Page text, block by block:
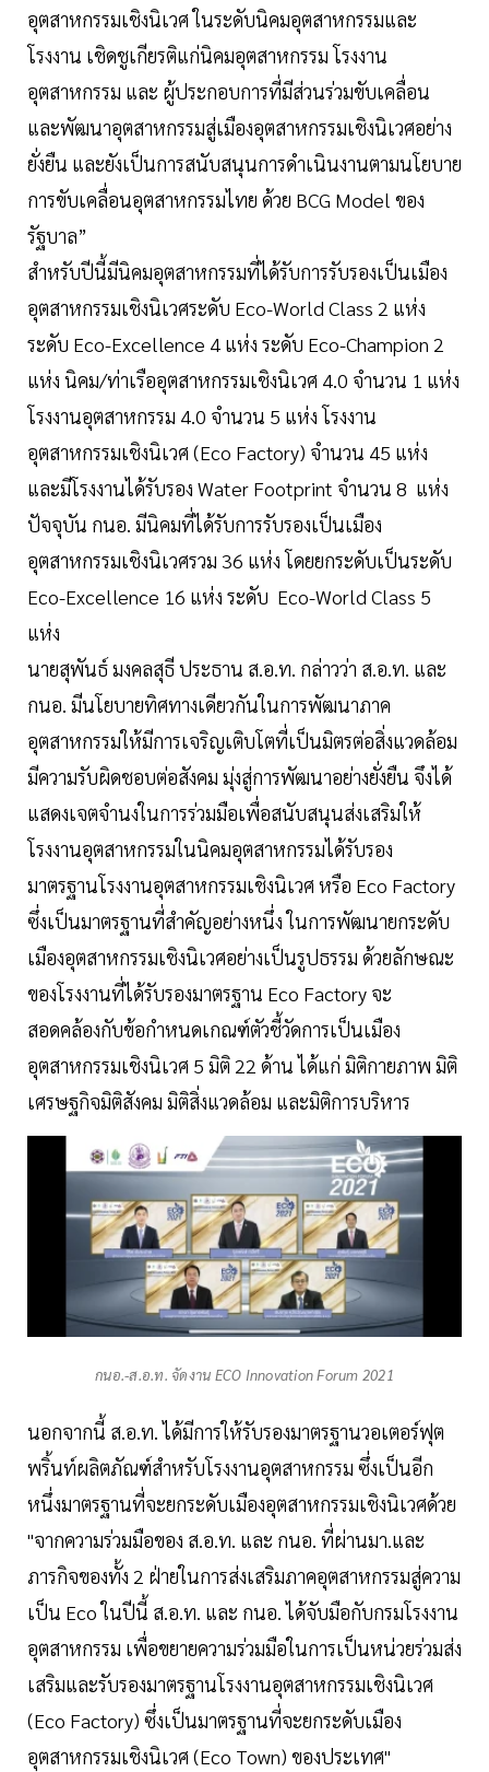
อุตสาหกรรมเชิงนิเวศ ในระดับนิคมอุตสาหกรรมและ
โรงงาน เชิดชูเกียรติแก่นิคมอุตสาหกรรม โรงงาน
อุตสาหกรรม และ ผู้ประกอบการที่มีส่วนร่วมขับเคลื่อน
และพัฒนาอุตสาหกรรมสู่เมืองอุตสาหกรรมเชิงนิเวศอย่าง
ยั่งยืน และยังเป็นการสนับสนุนการดำเนินงานตามนโยบาย
การขับเคลื่อนอุตสาหกรรมไทย ด้วย BCG Model ของ
รัฐบาล”
สำหรับปีนี้มีนิคมอุตสาหกรรมที่ได้รับการรับรองเป็นเมือง
อุตสาหกรรมเชิงนิเวศระดับ Eco-World Class 2 แห่ง
ระดับ Eco-Excellence 4 แห่ง ระดับ Eco-Champion 2
แห่ง นิคม/ท่าเรืออุตสาหกรรมเชิงนิเวศ 4.0 จำนวน 1 แห่ง
โรงงานอุตสาหกรรม 4.0 จำนวน 5 แห่ง โรงงาน
อุตสาหกรรมเชิงนิเวศ (Eco Factory) จำนวน 45 แห่ง
และมีโรงงานได้รับรอง Water Footprint จำนวน 8 แห่ง
ปัจจุบัน กนอ. มีนิคมที่ได้รับการรับรองเป็นเมือง
อุตสาหกรรมเชิงนิเวศรวม 36 แห่ง โดยยกระดับเป็นระดับ
Eco-Excellence 16 แห่ง ระดับ Eco-World Class 5
แห่ง
นายสุพันธ์ มงคลสุธี ประธาน ส.อ.ท. กล่าวว่า ส.อ.ท. และ
กนอ. มีนโยบายทิศทางเดียวกันในการพัฒนาภาค
อุตสาหกรรมให้มีการเจริญเติบโตที่เป็นมิตรต่อสิ่งแวดล้อม
มีความรับผิดชอบต่อสังคม มุ่งสู่การพัฒนาอย่างยั่งยืน จึงได้
แสดงเจตจำนงในการร่วมมือเพื่อสนับสนุนส่งเสริมให้
โรงงานอุตสาหกรรมในนิคมอุตสาหกรรมได้รับรอง
มาตรฐานโรงงานอุตสาหกรรมเชิงนิเวศ หรือ Eco Factory
ซึ่งเป็นมาตรฐานที่สำคัญอย่างหนึ่ง ในการพัฒนายกระดับ
เมืองอุตสาหกรรมเชิงนิเวศอย่างเป็นรูปธรรม ด้วยลักษณะ
ของโรงงานที่ได้รับรองมาตรฐาน Eco Factory จะ
สอดคล้องกับข้อกำหนดเกณฑ์ตัวชี้วัดการเป็นเมือง
อุตสาหกรรมเชิงนิเวศ 5 มิติ 22 ด้าน ได้แก่ มิติกายภาพ มิติ
เศรษฐกิจมิติสังคม มิติสิ่งแวดล้อม และมิติการบริหาร
กนอ.-ส.อ.ท. จัดงาน ECO Innovation Forum 2021
นอกจากนี้ ส.อ.ท. ได้มีการให้รับรองมาตรฐานวอเตอร์ฟุต
พริ้นท์ผลิตภัณฑ์สำหรับโรงงานอุตสาหกรรม ซึ่งเป็นอีก
หนึ่งมาตรฐานที่จะยกระดับเมืองอุตสาหกรรมเชิงนิเวศด้วย
"จากความร่วมมือของ ส.อ.ท. และ กนอ. ที่ผ่านมา.และ
ภารกิจของทั้ง 2 ฝ่ายในการส่งเสริมภาคอุตสาหกรรมสู่ความ
เป็น Eco ในปีนี้ ส.อ.ท. และ กนอ. ได้จับมือกับกรมโรงงาน
อุตสาหกรรม เพื่อขยายความร่วมมือในการเป็นหน่วยร่วมส่ง
เสริมและรับรองมาตรฐานโรงงานอุตสาหกรรมเชิงนิเวศ
(Eco Factory) ซึ่งเป็นมาตรฐานที่จะยกระดับเมือง
อุตสาหกรรมเชิงนิเวศ (Eco Town) ของประเทศ"